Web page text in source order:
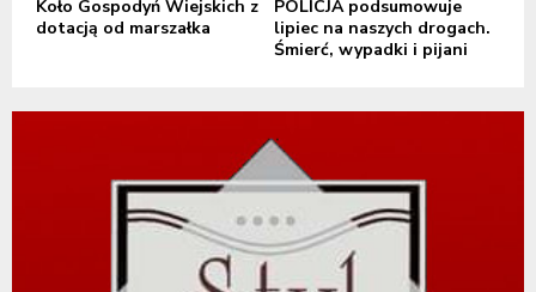
Koło Gospodyń Wiejskich z
dotacją od marszałka
POLICJA podsumowuje
lipiec na naszych drogach.
Śmierć, wypadki i pijani